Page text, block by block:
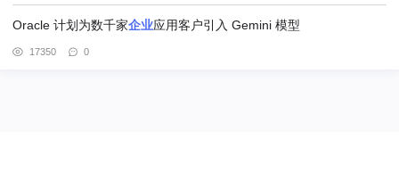
Oracle 计划为数千家企业应用客户引入 Gemini 模型
17350 0